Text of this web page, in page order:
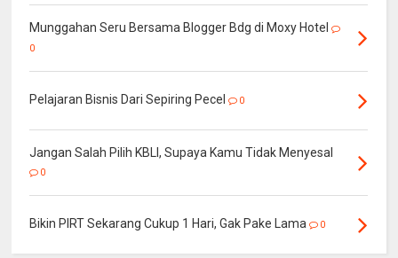
Munggahan Seru Bersama Blogger Bdg di Moxy Hotel
0
Pelajaran Bisnis Dari Sepiring Pecel 0
Jangan Salah Pilih KBLI, Supaya Kamu Tidak Menyesal
0
Bikin PIRT Sekarang Cukup 1 Hari, Gak Pake Lama 0